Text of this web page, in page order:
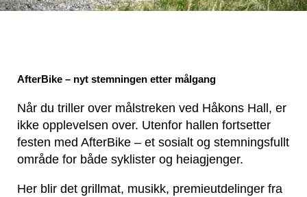
AfterBike – nyt stemningen etter målgang
Når du triller over målstreken ved Håkons Hall, er
ikke opplevelsen over. Utenfor hallen fortsetter
festen med AfterBike – et sosialt og stemningsfullt
område for både syklister og heiagjenger.
Her blir det grillmat, musikk, premieutdelinger fra